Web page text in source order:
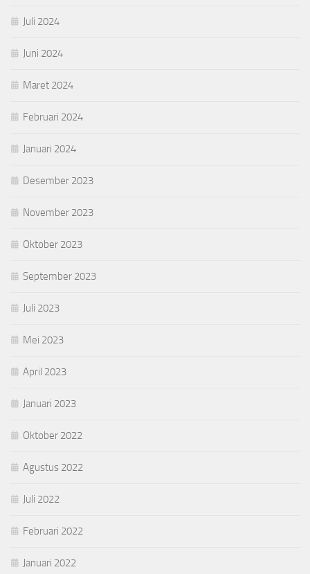
Juli 2024
Juni 2024
Maret 2024
Februari 2024
Januari 2024
Desember 2023
November 2023
Oktober 2023
September 2023
Juli 2023
Mei 2023
April 2023
Januari 2023
Oktober 2022
Agustus 2022
Juli 2022
Februari 2022
Januari 2022